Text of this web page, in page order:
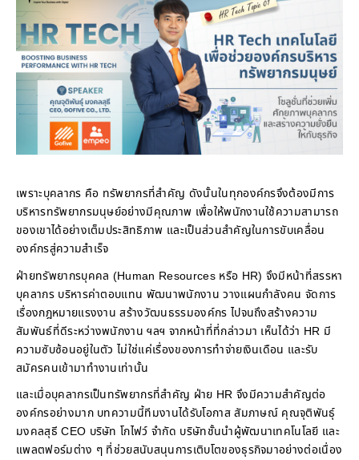
เพราะบุคลากร คือ ทรัพยากรที่สำคัญ ดังนั้นในทุกองค์กรจึงต้องมีการ
บริหารทรัพยากรมนุษย์อย่างมีคุณภาพ เพื่อให้พนักงานใช้ความสามารถ
ของเขาได้อย่างเต็มประสิทธิภาพ และเป็นส่วนสำคัญในการขับเคลื่อน
องค์กรสู่ความสำเร็จ
ฝ่ายทรัพยากรบุคคล (Human Resources หรือ HR) จึงมีหน้าที่สรรหา
บุคลากร บริหารค่าตอบแทน พัฒนาพนักงาน วางแผนกำลังคน จัดการ
เรื่องกฎหมายแรงงาน สร้างวัฒนธรรมองค์กร ไปจนถึงสร้างความ
สัมพันธ์ที่ดีระหว่างพนักงาน ฯลฯ จากหน้าที่ที่กล่าวมา เห็นได้ว่า HR มี
ความซับซ้อนอยู่ในตัว ไม่ใช่แค่เรื่องของการทำจ่ายเงินเดือน และรับ
สมัครคนเข้ามาทำงานเท่านั้น
และเมื่อบุคลากรเป็นทรัพยากรที่สำคัญ ฝ่าย HR จึงมีความสำคัญต่อ
องค์กรอย่างมาก บทความนี้ทีมงานได้รับโอกาส สัมภาษณ์ คุณจุติพันธุ์
มงคลสุธี CEO บริษัท โกไฟว์ จำกัด บริษัทชั้นนำผู้พัฒนาเทคโนโลยี และ
แพลตฟอร์มต่าง ๆ ที่ช่วยสนับสนุนการเติบโตของธุรกิจมาอย่างต่อเนื่อง